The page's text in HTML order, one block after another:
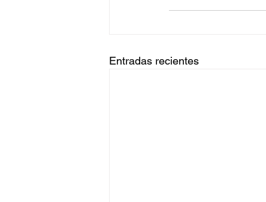
Entradas recientes